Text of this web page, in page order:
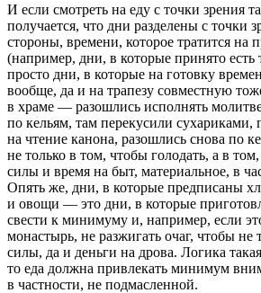
И если смотреть на еду с точки зрения
получается, что дни разделены с точки
стороны, времени, которое тратится на
(например, дни, в которые принято есть
просто дни, в которые на готовку
вообще, да и на трапезу совместную
в храме — разошлись исполнять
по кельям, там перекусили
на чтение канона, разошлись снова по
не только в том, чтобы голодать, а в
силы и время на быт, материальное, в
Опять же, дни, в которые предписаны
и овощи — это дни, в которые
свести к минимуму и, например, если
монастырь, не разжигать очаг, чтобы не
силы, да и деньги на дрова. Логика
то еда должна привлекать минимум
в частности, не подмасленной.